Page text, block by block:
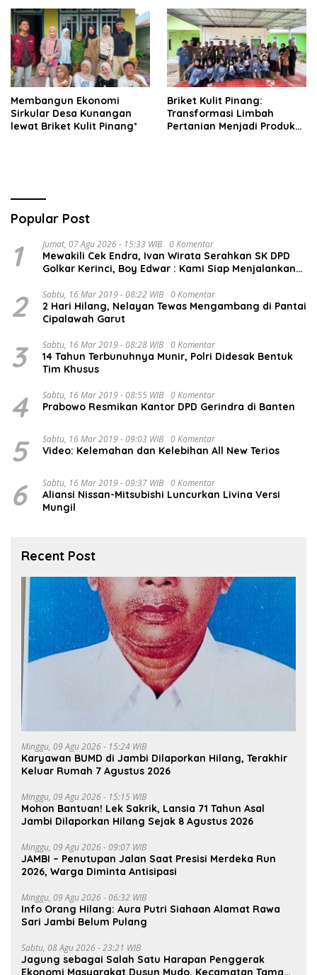
Membangun Ekonomi
Sirkular Desa Kunangan
lewat Briket Kulit Pinang*
Briket Kulit Pinang:
Transformasi Limbah
Pertanian Menjadi Produk
Popular Post
1 Jumat, 07 Agu 2026 - 15:33 WIB 0 Komentar
Mewakili Cek Endra, Ivan Wirata Serahkan SK DPD
Golkar Kerinci, Boy Edwar : Kami Siap Menjalankan
2 Sabtu, 16 Mar 2019 - 08:22 WIB 0 Komentar
2 Hari Hilang, Nelayan Tewas Mengambang di Pantai
Cipalawah Garut
3 Sabtu, 16 Mar 2019 - 08:28 WIB 0 Komentar
14 Tahun Terbunuhnya Munir, Polri Didesak Bentuk
Tim Khusus
4 Sabtu, 16 Mar 2019 - 08:55 WIB 0 Komentar
Prabowo Resmikan Kantor DPD Gerindra di Banten
5 Sabtu, 16 Mar 2019 - 09:03 WIB 0 Komentar
Video: Kelemahan dan Kelebihan All New Terios
6 Sabtu, 16 Mar 2019 - 09:37 WIB 0 Komentar
Aliansi Nissan-Mitsubishi Luncurkan Livina Versi
Mungil
Recent Post
Minggu, 09 Agu 2026 - 15:24 WIB
Karyawan BUMD di Jambi Dilaporkan Hilang, Terakhir
Keluar Rumah 7 Agustus 2026
Minggu, 09 Agu 2026 - 15:15 WIB
Mohon Bantuan! Lek Sakrik, Lansia 71 Tahun Asal
Jambi Dilaporkan Hilang Sejak 8 Agustus 2026
Minggu, 09 Agu 2026 - 09:07 WIB
JAMBI – Penutupan Jalan Saat Presisi Merdeka Run
2026, Warga Diminta Antisipasi
Minggu, 09 Agu 2026 - 06:32 WIB
Info Orang Hilang: Aura Putri Siahaan Alamat Rawa
Sari Jambi Belum Pulang
Sabtu, 08 Agu 2026 - 23:21 WIB
Jagung sebagai Salah Satu Harapan Penggerak
Ekonomi Masyarakat Dusun Mudo, Kecamatan Taman